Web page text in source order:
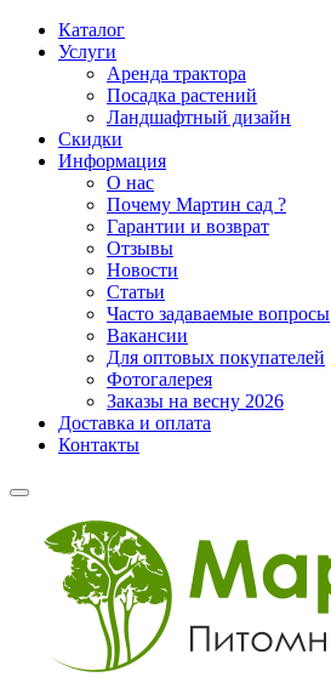
Каталог
Услуги
Аренда трактора
Посадка растений
Ландшафтный дизайн
Скидки
Информация
О нас
Почему Мартин сад ?
Гарантии и возврат
Отзывы
Новости
Статьи
Часто задаваемые вопросы
Вакансии
Для оптовых покупателей
Фотогалерея
Заказы на весну 2026
Доставка и оплата
Контакты